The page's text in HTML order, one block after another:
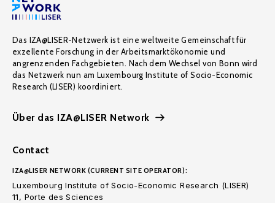
Das IZA@LISER-Netzwerk ist eine weltweite Gemeinschaft für
exzellente Forschung in der Arbeitsmarktökonomie und
angrenzenden Fachgebieten. Nach dem Wechsel von Bonn wird
das Netzwerk nun am Luxembourg Institute of Socio-Economic
Research (LISER) koordiniert.
Über das IZA@LISER Network
Contact
IZA@LISER NETWORK (CURRENT SITE OPERATOR):
Luxembourg Institute of Socio-Economic Research (LISER)
11, Porte des Sciences